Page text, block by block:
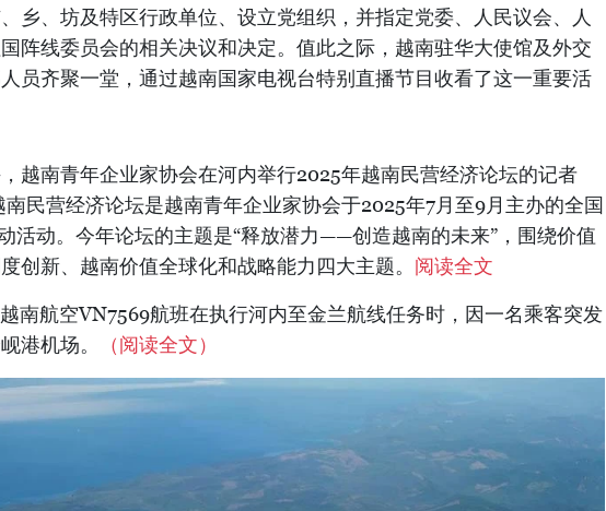
乡、坊及特区行政单位、设立党组织，并指定党委、人民议会、人
阵线委员会的相关决议和决定。值此之际，越南驻华大使馆及外交
员齐聚一堂，通过越南国家电视台特别直播节目收看了这一重要活
越南青年企业家协会在河内举行2025年越南民营经济论坛的记者
民营经济论坛是越南青年企业家协会于2025年7月至9月主办的全国
活动。今年论坛的主题是“释放潜力——创造越南的未来”，围绕价值
创新、越南价值全球化和战略能力四大主题。 阅读全文
南航空VN7569航班在执行河内至金兰航线任务时，因一名乘客突发
港机场。
（阅读全文）